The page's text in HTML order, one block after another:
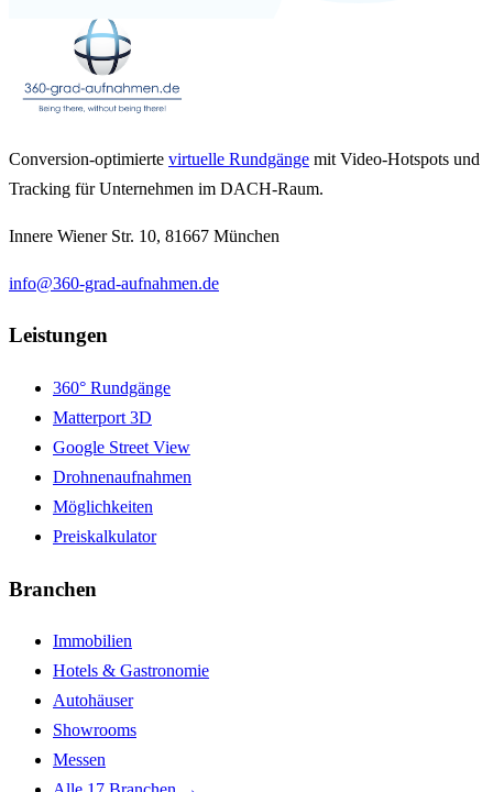
Conversion-optimierte virtuelle Rundgänge mit Video-Hotspots und
Tracking für Unternehmen im DACH-Raum.
Innere Wiener Str. 10, 81667 München
info@360-grad-aufnahmen.de
Leistungen
360° Rundgänge
Matterport 3D
Google Street View
Drohnenaufnahmen
Möglichkeiten
Preiskalkulator
Branchen
Immobilien
Hotels & Gastronomie
Autohäuser
Showrooms
Messen